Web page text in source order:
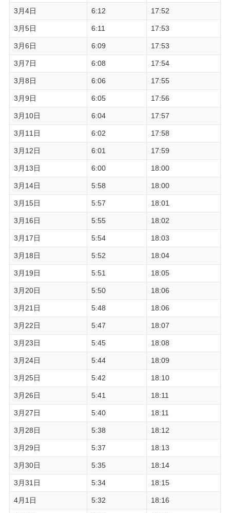
3月4日 6:12 17:52
3月5日 6:11 17:53
3月6日 6:09 17:53
3月7日 6:08 17:54
3月8日 6:06 17:55
3月9日 6:05 17:56
3月10日 6:04 17:57
3月11日 6:02 17:58
3月12日 6:01 17:59
3月13日 6:00 18:00
3月14日 5:58 18:00
3月15日 5:57 18:01
3月16日 5:55 18:02
3月17日 5:54 18:03
3月18日 5:52 18:04
3月19日 5:51 18:05
3月20日 5:50 18:06
3月21日 5:48 18:06
3月22日 5:47 18:07
3月23日 5:45 18:08
3月24日 5:44 18:09
3月25日 5:42 18:10
3月26日 5:41 18:11
3月27日 5:40 18:11
3月28日 5:38 18:12
3月29日 5:37 18:13
3月30日 5:35 18:14
3月31日 5:34 18:15
4月1日 5:32 18:16